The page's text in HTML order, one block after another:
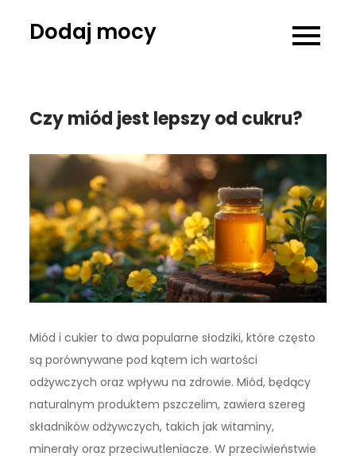
Dodaj mocy
Czy miód jest lepszy od cukru?
Miód i cukier to dwa popularne słodziki, które często
są porównywane pod kątem ich wartości
odżywczych oraz wpływu na zdrowie. Miód, będący
naturalnym produktem pszczelim, zawiera szereg
składników odżywczych, takich jak witaminy,
minerały oraz przeciwutleniacze. W przeciwieństwie